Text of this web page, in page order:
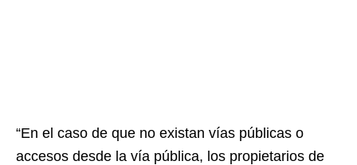
“En el caso de que no existan vías públicas o
accesos desde la vía pública, los propietarios de